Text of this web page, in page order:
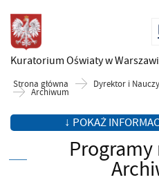
Kuratorium Oświatyw
Strona główna Dyrektor i
Archiwum
↓ POKAŻ